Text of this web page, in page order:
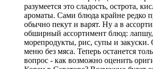
разумеется это сладость, острота,
ароматы. Сами блюда крайне редко
обычно пекут и варят. Ну а в
обширный ассортимент блюд:
морепродукты, рис, супы и закуски.
меню без мяса. Теперь останется
вопрос - как возможно оценить